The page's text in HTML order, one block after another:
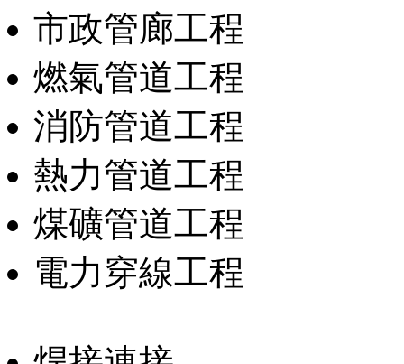
市政管廊工程
燃氣管道工程
消防管道工程
熱力管道工程
煤礦管道工程
電力穿線工程